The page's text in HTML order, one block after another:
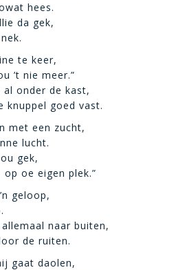
hees.
da gek,
te keer,
’t nie meer.”
al onder de kast,
knuppel goed vast.
met een zucht,
lucht.
gek,
oe eigen plek.”
geloop,
naar buiten,
de ruiten.
gaat daolen,